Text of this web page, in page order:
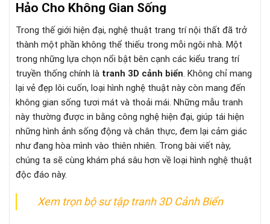
Hảo Cho Không Gian Sống
Trong thế giới hiện đại, nghệ thuật trang trí nội thất đã trở
thành một phần không thể thiếu trong mỗi ngôi nhà. Một
trong những lựa chọn nổi bật bên cạnh các kiểu trang trí
truyền thống chính là tranh 3D cảnh biển. Không chỉ mang
lại vẻ đẹp lôi cuốn, loại hình nghệ thuật này còn mang đến
không gian sống tươi mát và thoải mái. Những mẫu tranh
này thường được in bằng công nghệ hiện đại, giúp tái hiện
những hình ảnh sống động và chân thực, đem lại cảm giác
như đang hòa mình vào thiên nhiên. Trong bài viết này,
chúng ta sẽ cùng khám phá sâu hơn về loại hình nghệ thuật
độc đáo này.
Xem trọn bộ sư tập tranh 3D Cảnh Biển